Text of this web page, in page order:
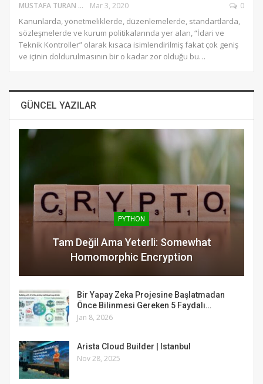
MUSTAFA TURAN Mar 3, 2020 0
Kanunlarda, yönetmeliklerde, düzenlemelerde, standartlarda,
sözleşmelerde ve kurum politikalarında yer alan, “İdari ve
Teknik Kontroller” olarak kısaca isimlendirilmiş fakat çok geniş
ve içinin doldurulmasının bir o kadar zor olduğu bu…
GÜNCEL YAZILAR
PYTHON
Tam Değil Ama Yeterli: Somewhat
Homomorphic Encryption
Bir Yapay Zeka Projesine Başlatmadan
Önce Bilinmesi Gereken 5 Faydalı…
Jan 8, 2026
Arista Cloud Builder | Istanbul
Nov 28, 2025